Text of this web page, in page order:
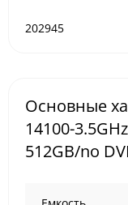
202945
Основные
14100-
512GB/no